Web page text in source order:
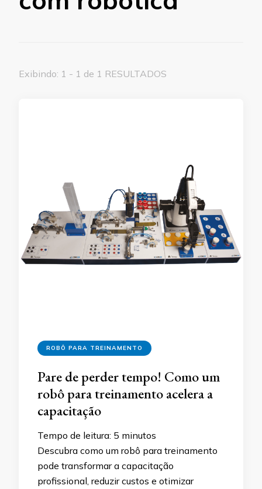
Exibindo: 1 - 1 de 1 RESULTADOS
ROBÔ PARA TREINAMENTO
Pare de perder tempo! Como um
robô para treinamento acelera a
capacitação
Tempo de leitura: 5 minutos
Descubra como um robô para treinamento
pode transformar a capacitação
profissional, reduzir custos e otimizar